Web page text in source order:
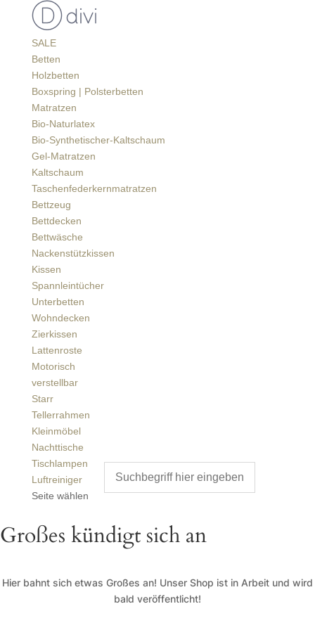
SALE
Betten
Holzbetten
Boxspring | Polsterbetten
Matratzen
Bio-Naturlatex
Bio-Synthetischer-Kaltschaum
Gel-Matratzen
Kaltschaum
Taschenfederkernmatratzen
Bettzeug
Bettdecken
Bettwäsche
Nackenstützkissen
Kissen
Spannleintücher
Unterbetten
Wohndecken
Zierkissen
Lattenroste
Motorisch
verstellbar
Starr
Tellerrahmen
Kleinmöbel
Nachttische
Tischlampen
Luftreiniger
Seite wählen
Großes kündigt sich an
Hier bahnt sich etwas Großes an! Unser Shop ist in Arbeit und wird
bald veröffentlicht!